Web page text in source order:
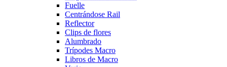
Fuelle
Centrándose Rail
Reflector
Clips de flores
Alumbrado
Trípodes Macro
Libros de Macro